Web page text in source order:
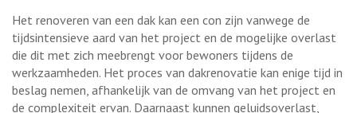
Het renoveren van een dak kan een con zijn vanwege de
tijdsintensieve aard van het project en de mogelijke overlast
die dit met zich meebrengt voor bewoners tijdens de
werkzaamheden. Het proces van dakrenovatie kan enige tijd in
beslag nemen, afhankelijk van de omvang van het project en
de complexiteit ervan. Daarnaast kunnen geluidsoverlast,